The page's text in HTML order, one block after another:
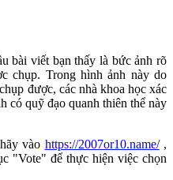
bài viết bạn thấy là bức ảnh rõ
chụp. Trong hình ảnh này do
được, các nhà khoa học xác
có quỹ đạo quanh thiên thể này
vào https://2007or10.name/,
"Vote" để thực hiện việc chọn